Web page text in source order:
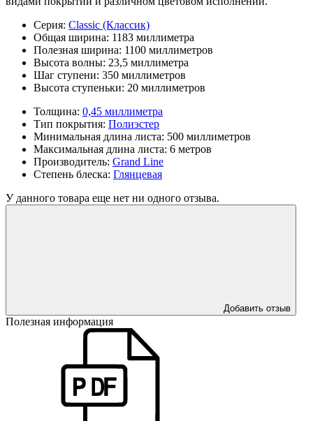
Серия: Classic (Классик)
Общая ширина: 1183 миллиметра
Полезная ширина: 1100 миллиметров
Высота волны: 23,5 миллиметра
Шаг ступени: 350 миллиметров
Высота ступеньки: 20 миллиметров
Толщина: 0,45 миллиметра
Тип покрытия: Полиэстер
Минимальная длина листа: 500 миллиметров
Максимальная длина листа: 6 метров
Производитель: Grand Line
Степень блеска: Глянцевая
У данного товара еще нет ни одного отзыва.
Добавить отзыв
Полезная информация